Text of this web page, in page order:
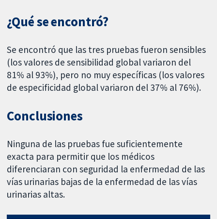
¿Qué se encontró?
Se encontró que las tres pruebas fueron sensibles
(los valores de sensibilidad global variaron del
81% al 93%), pero no muy específicas (los valores
de especificidad global variaron del 37% al 76%).
Conclusiones
Ninguna de las pruebas fue suficientemente
exacta para permitir que los médicos
diferenciaran con seguridad la enfermedad de las
vías urinarias bajas de la enfermedad de las vías
urinarias altas.